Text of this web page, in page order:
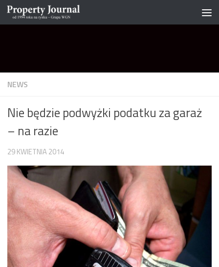
Skip to content
NEWS
Nie będzie podwyżki podatku za garaż
– na razie
29 KWIETNIA 2014